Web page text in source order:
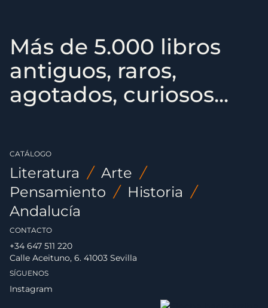
Más de 5.000 libros
antiguos, raros,
agotados, curiosos...
CATÁLOGO
Literatura / Arte /
Pensamiento / Historia /
Andalucía
CONTACTO
+34 647 511 220
Calle Aceituno, 6. 41003 Sevilla
SÍGUENOS
Instagram